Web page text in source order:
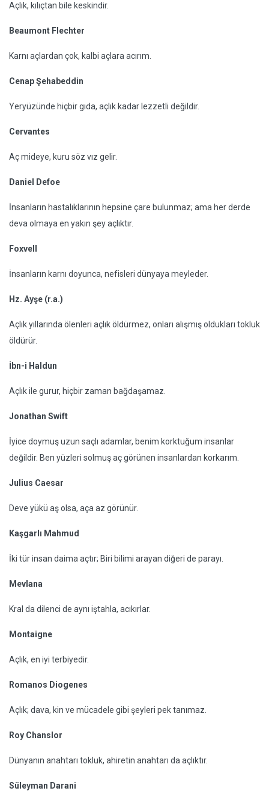
Açlık, kılıçtan bile keskindir.
Beaumont Flechter
Karnı açlardan çok, kalbi açlara acırım.
Cenap Şehabeddin
Yeryüzünde hiçbir gıda, açlık kadar lezzetli değildir.
Cervantes
Aç mideye, kuru söz vız gelir.
Daniel Defoe
İnsanların hastalıklarının hepsine çare bulunmaz; ama her derde
deva olmaya en yakın şey açlıktır.
Foxvell
İnsanların karnı doyunca, nefisleri dünyaya meyleder.
Hz. Ayşe (r.a.)
Açlık yıllarında ölenleri açlık öldürmez, onları alışmış oldukları tokluk
öldürür.
İbn-i Haldun
Açlık ile gurur, hiçbir zaman bağdaşamaz.
Jonathan Swift
İyice doymuş uzun saçlı adamlar, benim korktuğum insanlar
değildir. Ben yüzleri solmuş aç görünen insanlardan korkarım.
Julius Caesar
Deve yükü aş olsa, aça az görünür.
Kaşgarlı Mahmud
İki tür insan daima açtır; Biri bilimi arayan diğeri de parayı.
Mevlana
Kral da dilenci de aynı iştahla, acıkırlar.
Montaigne
Açlık, en iyi terbiyedir.
Romanos Diogenes
Açlık; dava, kin ve mücadele gibi şeyleri pek tanımaz.
Roy Chanslor
Dünyanın anahtarı tokluk, ahiretin anahtarı da açlıktır.
Süleyman Darani